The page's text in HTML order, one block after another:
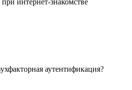
интернет-знакомстве
аутентификация?